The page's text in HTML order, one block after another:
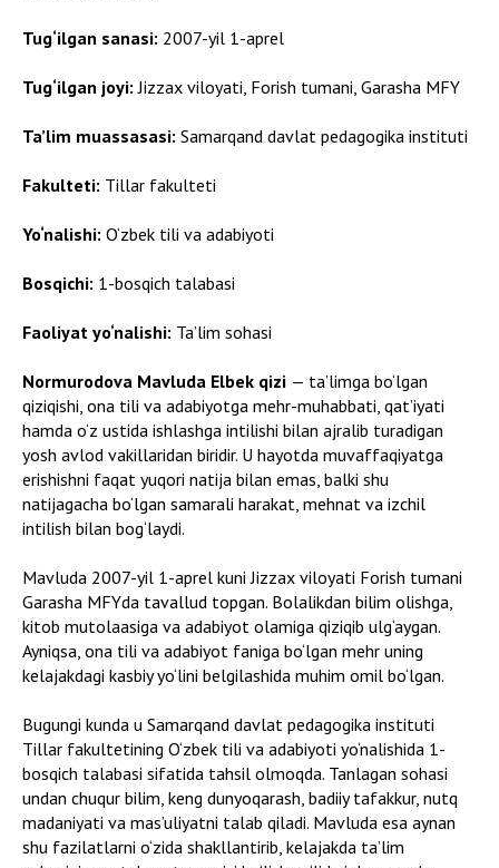
Tug‘ilgan sanasi: 2007-yil 1-aprel
Tug‘ilgan joyi: Jizzax viloyati, Forish tumani, Garasha MFY
Ta’lim muassasasi: Samarqand davlat pedagogika instituti
Fakulteti: Tillar fakulteti
Yo‘nalishi: O‘zbek tili va adabiyoti
Bosqichi: 1-bosqich talabasi
Faoliyat yo‘nalishi: Ta’lim sohasi
Normurodova Mavluda Elbek qizi — ta’limga bo‘lgan
qiziqishi, ona tili va adabiyotga mehr-muhabbati, qat’iyati
hamda o‘z ustida ishlashga intilishi bilan ajralib turadigan
yosh avlod vakillaridan biridir. U hayotda muvaffaqiyatga
erishishni faqat yuqori natija bilan emas, balki shu
natijagacha bo‘lgan samarali harakat, mehnat va izchil
intilish bilan bog‘laydi.
Mavluda 2007-yil 1-aprel kuni Jizzax viloyati Forish tumani
Garasha MFYda tavallud topgan. Bolalikdan bilim olishga,
kitob mutolaasiga va adabiyot olamiga qiziqib ulg‘aygan.
Ayniqsa, ona tili va adabiyot faniga bo‘lgan mehr uning
kelajakdagi kasbiy yo‘lini belgilashida muhim omil bo‘lgan.
Bugungi kunda u Samarqand davlat pedagogika instituti
Tillar fakultetining O‘zbek tili va adabiyoti yo‘nalishida 1-
bosqich talabasi sifatida tahsil olmoqda. Tanlagan sohasi
undan chuqur bilim, keng dunyoqarash, badiiy tafakkur, nutq
madaniyati va mas’uliyatni talab qiladi. Mavluda esa aynan
shu fazilatlarni o‘zida shakllantirib, kelajakda ta’lim